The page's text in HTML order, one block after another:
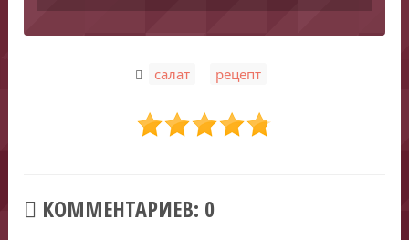
салат рецепт
КОММЕНТАРИЕВ: 0